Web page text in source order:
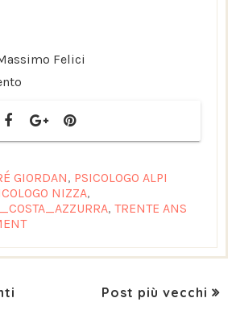
Felici
GIORDAN, PSICOLOGO ALPI
NIZZA,
, TRENTE ANS
Post più vecchi